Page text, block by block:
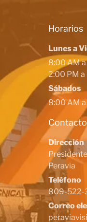
Horarios
Lunes a
8:00 AM
2:00 PM
Sábados
8:00 AM
Contacto
Dirección
Peravia
Teléfono
809-522-
Correo